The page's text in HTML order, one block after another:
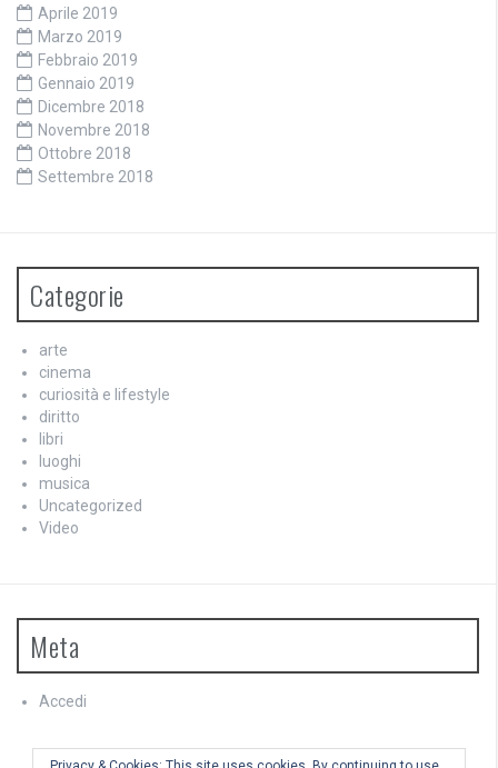
Aprile 2019
Marzo 2019
Febbraio 2019
Gennaio 2019
Dicembre 2018
Novembre 2018
Ottobre 2018
Settembre 2018
Categorie
arte
cinema
curiosità e lifestyle
diritto
libri
luoghi
musica
Uncategorized
Video
Meta
Accedi
Feed dei commenti